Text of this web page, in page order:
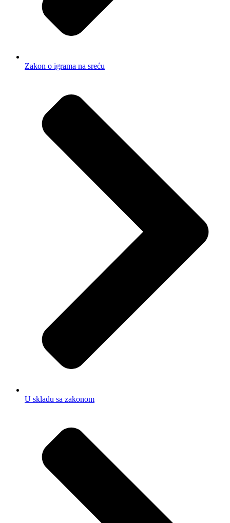
Zakon o igrama na sreću
U skladu sa zakonom